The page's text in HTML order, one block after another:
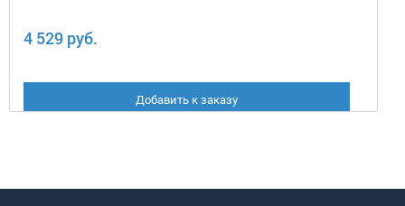
4 529 руб.
Добавить к заказу